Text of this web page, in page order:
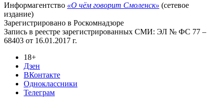
Информагентство «О чём говорит Смоленск» (сетевое
издание)
Зарегистрировано в Роскомнадзоре
Запись в реестре зарегистрированных СМИ: ЭЛ № ФС 77 –
68403 от 16.01.2017 г.
18+
Дзен
ВКонтакте
Одноклассники
Телеграм